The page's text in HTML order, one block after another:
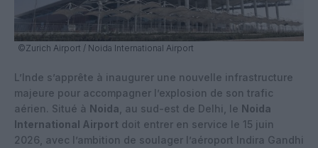
©Zurich Airport / Noida International Airport
L’Inde s’apprête à inaugurer une nouvelle infrastructure
majeure pour accompagner l’explosion de son trafic
aérien. Situé à Noida , au sud-est de Delhi, le Noida
International Airport doit entrer en service le 15 juin
2026, avec l’ambition de soulager l’aéroport Indira Gandhi